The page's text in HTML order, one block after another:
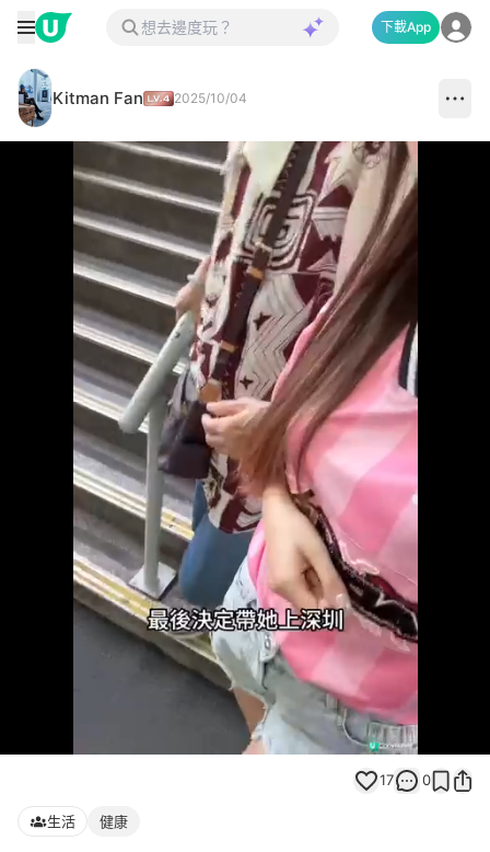
下載App
Kitman Fan 2025/10/04
73.64%
17 0
生活 健康